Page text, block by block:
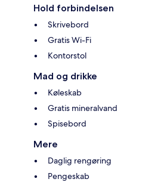
Hold forbindelsen
Skrivebord
Gratis Wi-Fi
Kontorstol
Mad og drikke
Køleskab
Gratis mineralvand
Spisebord
Mere
Daglig rengøring
Pengeskab